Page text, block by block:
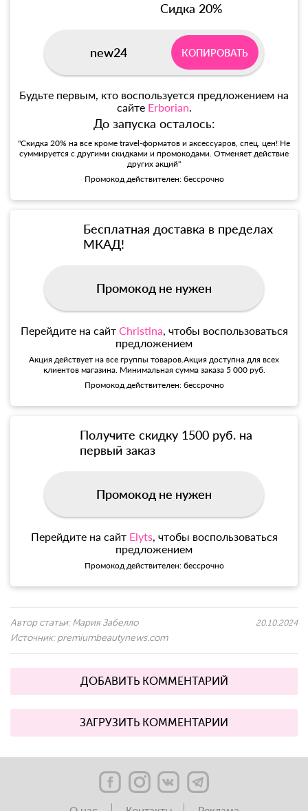
Сидка 20%
new24 КОПИРОВАТЬ
Будьте первым, кто воспользуется предложением на
сайте Erborian.
До запуска осталось:
"Скидка 20% на все кроме travel-форматов и аксессуаров, спец. цен! Не
суммируется с другими скидками и промокодами. Отменяет действие
других акций"
Промокод действителен: бессрочно
Бесплатная доставка в пределах
МКАД!
Промокод не нужен
Перейдите на сайт Christina, чтобы воспользоваться
предложением
Акция действует на все группы товаров.Акция доступна для всех
клиентов магазина. Минимальная сумма заказа 5 000 руб.
Промокод действителен: бессрочно
Получите скидку 1500 руб. на
первый заказ
Промокод не нужен
Перейдите на сайт Elyts, чтобы воспользоваться
предложением
Промокод действителен: бессрочно
Автор статьи: Мария Забелло
Источник: premiumbeautynews.com
20.10.2024
ДОБАВИТЬ КОММЕНТАРИЙ
ЗАГРУЗИТЬ КОММЕНТАРИИ